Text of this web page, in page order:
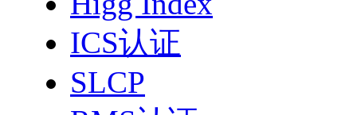
ICS认证
SLCP